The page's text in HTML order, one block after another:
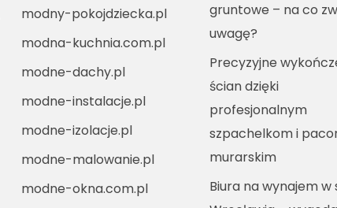
modny-pokojdziecka.pl
modna-kuchnia.com.pl
modne-dachy.pl
modne-instalacje.pl
modne-izolacje.pl
modne-malowanie.pl
modne-okna.com.pl
gruntowe – na co
uwagę?
Precyzyjne
ścian dzięki
profesjonalnym
szpachelkom i
murarskim
Biura na wynajem w